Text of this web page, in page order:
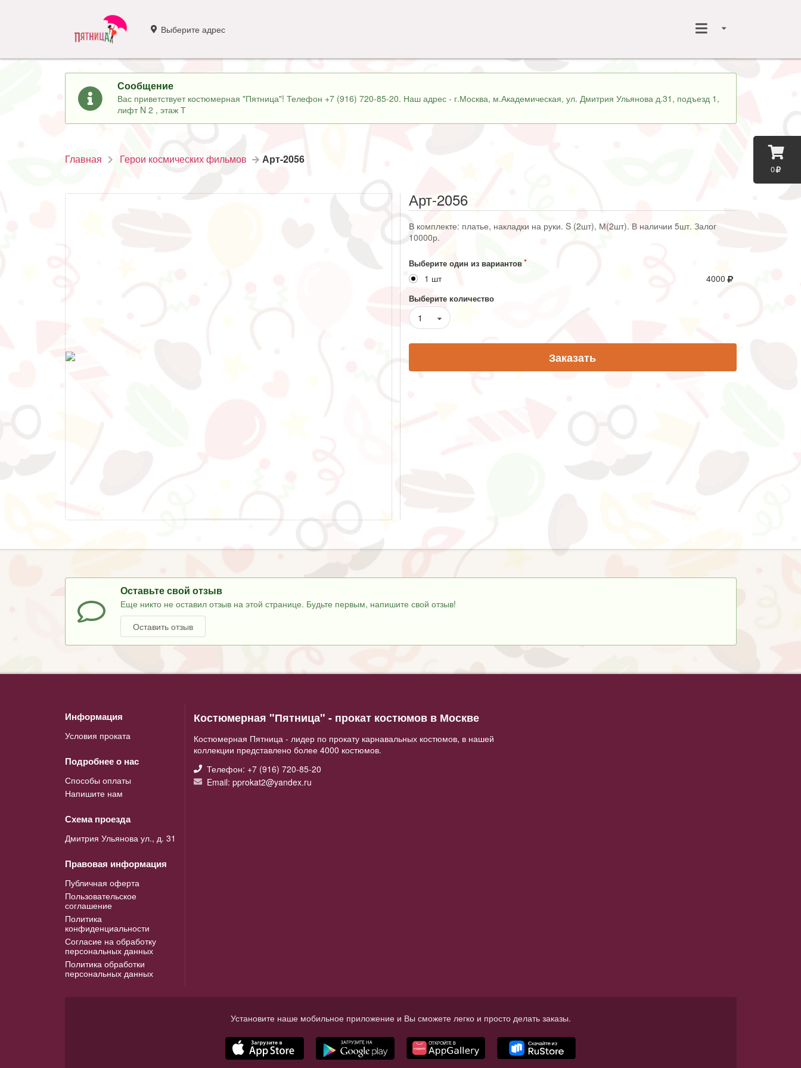
0
Выберите адрес
Сообщение
Вас приветствует костюмерная "Пятница"! Телефон +7 (916) 720-85-20. Наш адрес - г.Москва, м.Академическая, ул. Дмитрия Ульянова д.31, подъезд 1,
лифт N 2 , этаж Т
Главная Герои космических фильмов Арт-2056
Арт-2056
В комплекте: платье, накладки на руки. S (2шт), М(2шт). В наличии 5шт. Залог
10000р.
Выберите один из вариантов
1 шт 4000
Выберите количество
1
Заказать
Оставьте свой отзыв
Еще никто не оставил отзыв на этой странице. Будьте первым, напишите свой отзыв!
Оставить отзыв
Информация
Условия проката
Подробнее о нас
Способы оплаты
Напишите нам
Схема проезда
Дмитрия Ульянова ул., д. 31
Правовая информация
Публичная оферта
Пользовательское
соглашение
Политика
конфиденциальности
Согласие на обработку
персональных данных
Политика обработки
персональных данных
Костюмерная "Пятница" - прокат костюмов в Москве
Костюмерная Пятница - лидер по прокату карнавальных костюмов, в нашей
коллекции представлено более 4000 костюмов.
Телефон: +7 (916) 720-85-20
Email: pprokat2@yandex.ru
Установите наше мобильное приложение и Вы сможете легко и просто делать заказы.